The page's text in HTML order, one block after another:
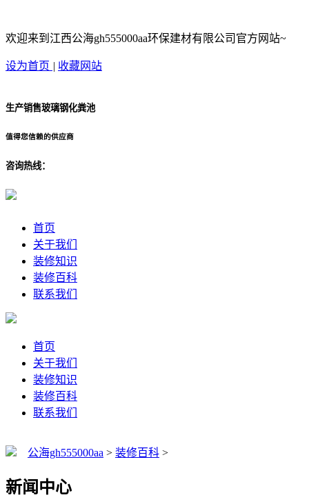
欢迎来到江西公海gh555000aa环保建材有限公司官方网站~
设为首页 | 收藏网站
生产销售玻璃钢化粪池
值得您信赖的供应商
咨询热线：
首页
关于我们
装修知识
装修百科
联系我们
首页
关于我们
装修知识
装修百科
联系我们
公海gh555000aa > 装修百科 >
新闻中心